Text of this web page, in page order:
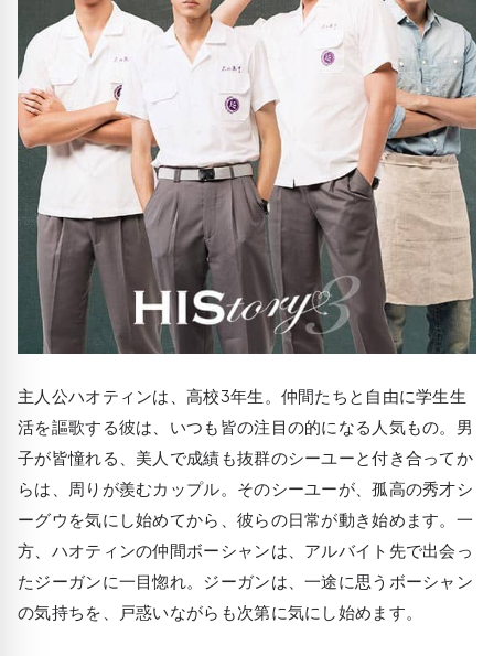
主人公ハオティンは、高校3年生。仲間たちと自由に学生生
活を謳歌する彼は、いつも皆の注目の的になる人気もの。男
子が皆憧れる、美人で成績も抜群のシーユーと付き合ってか
らは、周りが羨むカップル。そのシーユーが、孤高の秀才シ
ーグウを気にし始めてから、彼らの日常が動き始めます。一
方、ハオティンの仲間ボーシャンは、アルバイト先で出会っ
たジーガンに一目惚れ。ジーガンは、一途に思うボーシャン
の気持ちを、戸惑いながらも次第に気にし始めます。